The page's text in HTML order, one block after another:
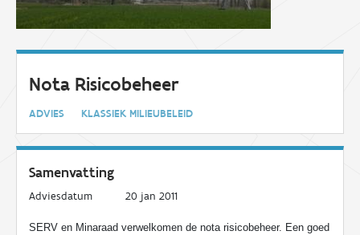
Nota Risicobeheer
ADVIES KLASSIEK MILIEUBELEID
Samenvatting
Adviesdatum 20 jan 2011
SERV en Minaraad verwelkomen de nota risicobeheer. Een goed